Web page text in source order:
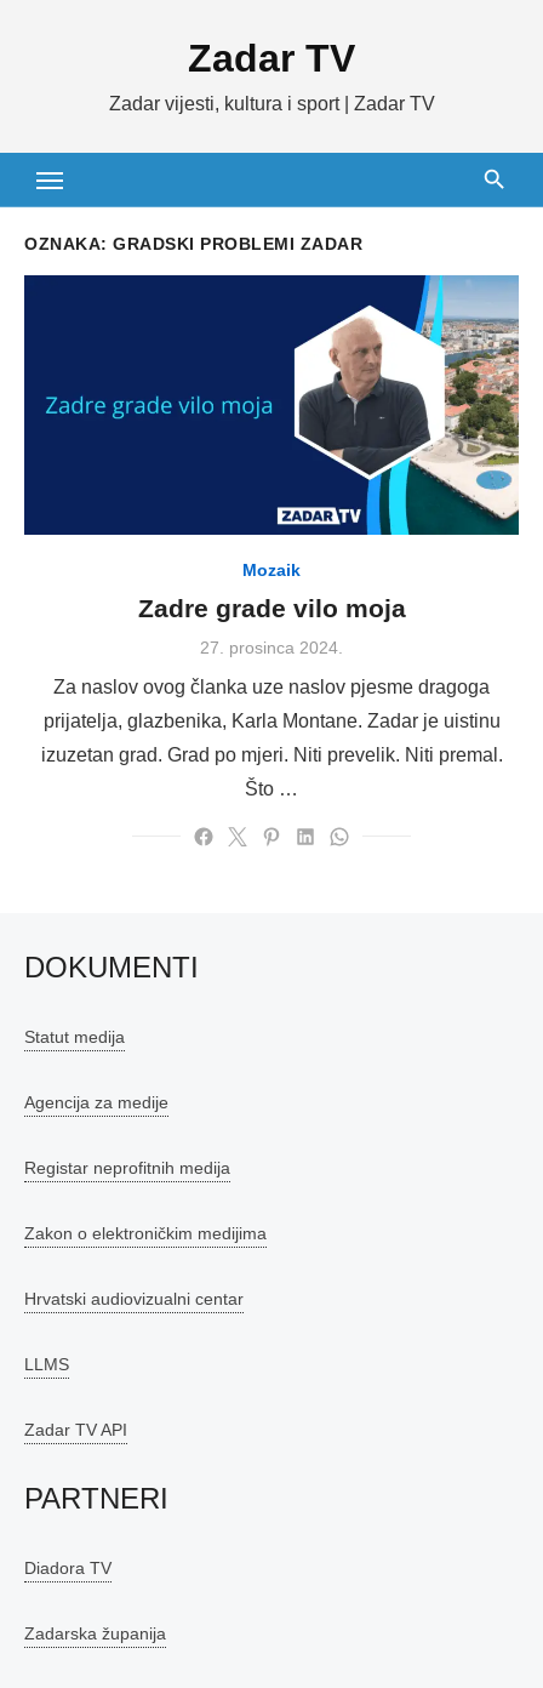
Zadar TV
Zadar vijesti, kultura i sport | Zadar TV
OZNAKA: GRADSKI PROBLEMI ZADAR
Mozaik
Zadre grade vilo moja
Posted
27. prosinca 2024.
Za naslov ovog članka uze naslov pjesme dragoga
prijatelja, glazbenika, Karla Montane. Zadar je uistinu
izuzetan grad. Grad po mjeri. Niti prevelik. Niti premal.
Što …
DOKUMENTI
Statut medija
Agencija za medije
Registar neprofitnih medija
Zakon o elektroničkim medijima
Hrvatski audiovizualni centar
LLMS
Zadar TV API
PARTNERI
Diadora TV
Zadarska županija